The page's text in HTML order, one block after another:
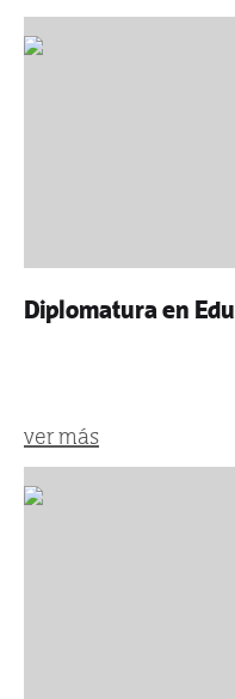
Diplomatura en
ver más